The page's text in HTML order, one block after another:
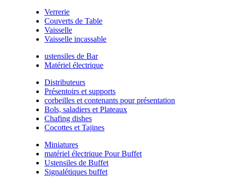
Verrerie
Couverts de Table
Vaisselle
Vaisselle incassable
ustensiles de Bar
Matériel électrique
Distributeurs
Présentoirs et supports
corbeilles et contenants pour présentation
Bols, saladiers et Plateaux
Chafing dishes
Cocottes et Tajines
Miniatures
matériel électrique Pour Buffet
Ustensiles de Buffet
Signalétiques buffet